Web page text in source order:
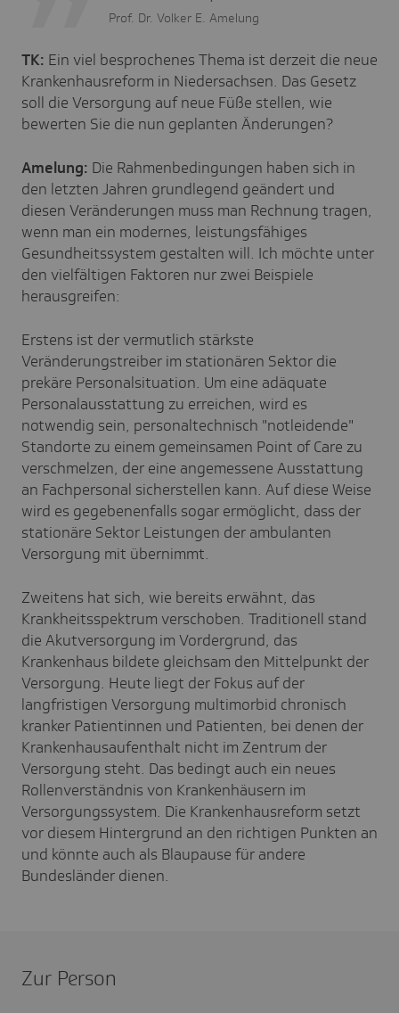
Prof. Dr. Volker E. Amelung
TK: Ein viel besprochenes Thema ist derzeit die neue
Krankenhausreform in Niedersachsen. Das Gesetz
soll die Versorgung auf neue Füße stellen, wie
bewerten Sie die nun geplanten Änderungen?
Amelung: Die Rahmenbedingungen haben sich in
den letzten Jahren grundlegend geändert und
diesen Veränderungen muss man Rechnung tragen,
wenn man ein modernes, leistungsfähiges
Gesundheitssystem gestalten will. Ich möchte unter
den vielfältigen Faktoren nur zwei Beispiele
herausgreifen:
Erstens ist der vermutlich stärkste
Veränderungstreiber im stationären Sektor die
prekäre Personalsituation. Um eine adäquate
Personalausstattung zu erreichen, wird es
notwendig sein, personaltechnisch "notleidende"
Standorte zu einem gemeinsamen Point of Care zu
verschmelzen, der eine angemessene Ausstattung
an Fachpersonal sicherstellen kann. Auf diese Weise
wird es gegebenenfalls sogar ermöglicht, dass der
stationäre Sektor Leistungen der ambulanten
Versorgung mit übernimmt.
Zweitens hat sich, wie bereits erwähnt, das
Krankheitsspektrum verschoben. Traditionell stand
die Akutversorgung im Vordergrund, das
Krankenhaus bildete gleichsam den Mittelpunkt der
Versorgung. Heute liegt der Fokus auf der
langfristigen Versorgung multimorbid chronisch
kranker Patientinnen und Patienten, bei denen der
Krankenhausaufenthalt nicht im Zentrum der
Versorgung steht. Das bedingt auch ein neues
Rollenverständnis von Krankenhäusern im
Versorgungssystem. Die Krankenhausreform setzt
vor diesem Hintergrund an den richtigen Punkten an
und könnte auch als Blaupause für andere
Bundesländer dienen.
Zur Person